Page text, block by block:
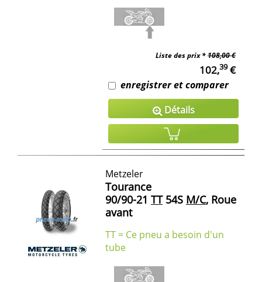
Liste des prix *108,00 €
102,39€
enregistrer et comparer
Détails
Metzeler
Tourance
90/90-21 TT54S M/C, Roue
avant
TT = Ce pneu a besoin d'un
tube